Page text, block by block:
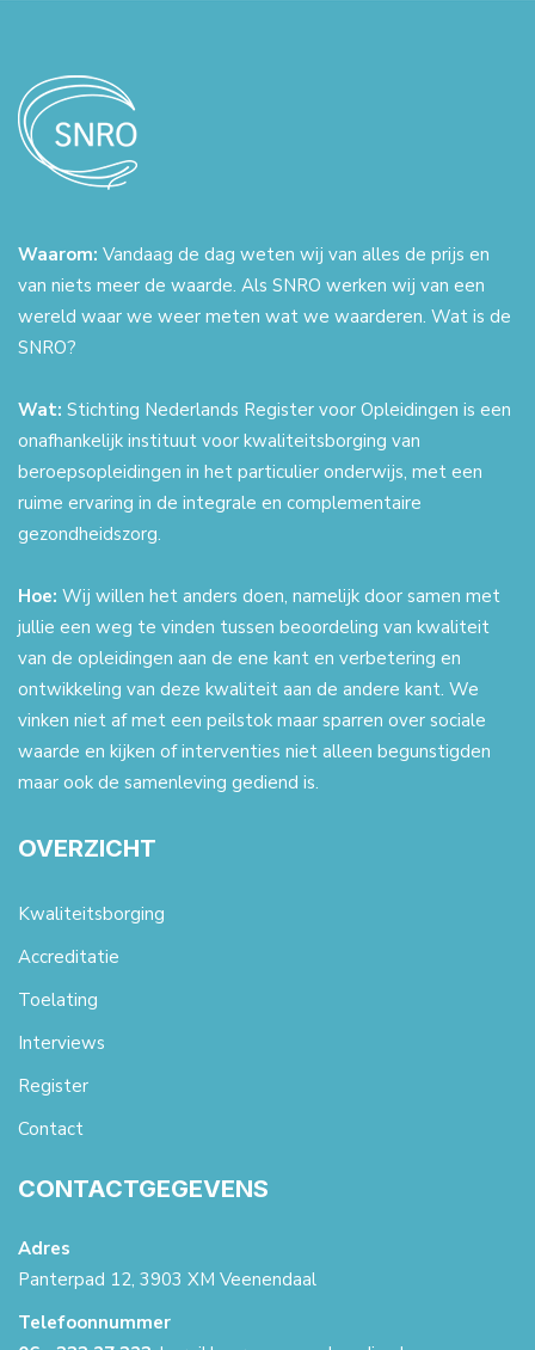
Waarom: Vandaag de dag weten wij van alles de prijs en
van niets meer de waarde. Als SNRO werken wij van een
wereld waar we weer meten wat we waarderen. Wat is de
SNRO?
Wat: Stichting Nederlands Register voor Opleidingen is een
onafhankelijk instituut voor kwaliteitsborging van
beroepsopleidingen in het particulier onderwijs, met een
ruime ervaring in de integrale en complementaire
gezondheidszorg.
Hoe: Wij willen het anders doen, namelijk door samen met
jullie een weg te vinden tussen beoordeling van kwaliteit
van de opleidingen aan de ene kant en verbetering en
ontwikkeling van deze kwaliteit aan de andere kant. We
vinken niet af met een peilstok maar sparren over sociale
waarde en kijken of interventies niet alleen begunstigden
maar ook de samenleving gediend is.
OVERZICHT
Kwaliteitsborging
Accreditatie
Toelating
Interviews
Register
Contact
CONTACTGEGEVENS
Adres
Panterpad 12, 3903 XM Veenendaal
Telefoonnummer